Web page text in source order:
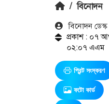
/ বিনোদন
বিনোদন ডেস্ক
প্রকাশ : ০৭
০২:০৭ এএম
প্রিন্ট সংস্করণ
ফটো কার্ড